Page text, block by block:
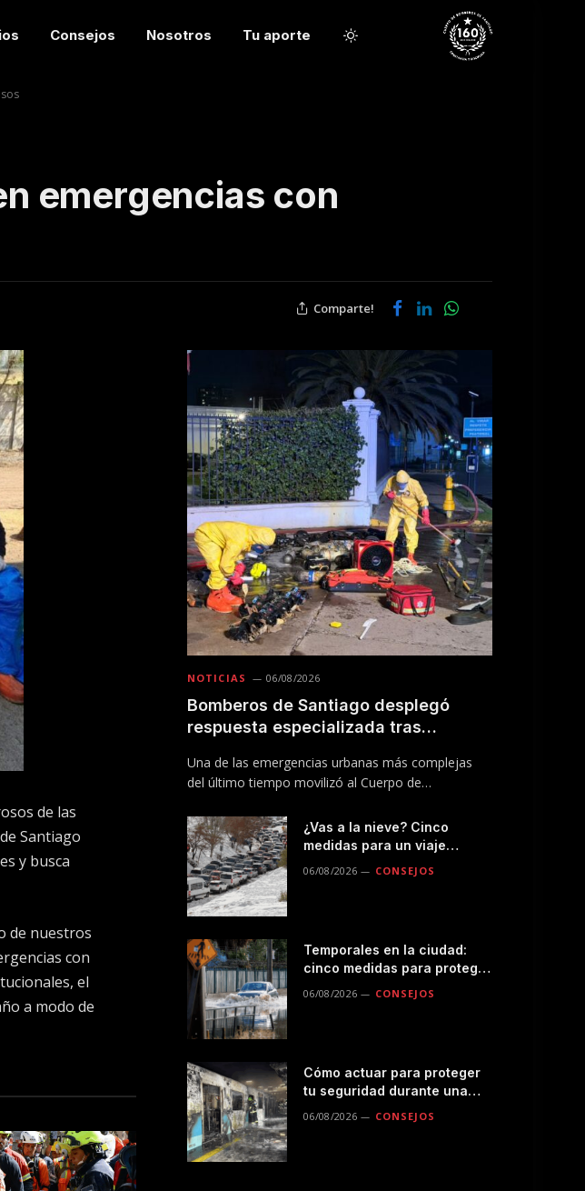
Consejos Nosotros Tu aporte
emergencias con
Comparte!
de las
Santiago
y busca
de nuestros
con
el
a modo de
NOTICIAS 06/08/2026
Bomberos de Santiago desplegó
respuesta especializada tras
Una de las emergencias urbanas más complejas
del último tiempo movilizó al Cuerpo de
¿Vas a la nieve? Cinco
medidas para un viaje
06/08/2026 CONSEJOS
Temporales en la ciudad:
cinco medidas para proteger
06/08/2026 CONSEJOS
Cómo actuar para proteger
tu seguridad durante una
transporte público
06/08/2026 CONSEJOS